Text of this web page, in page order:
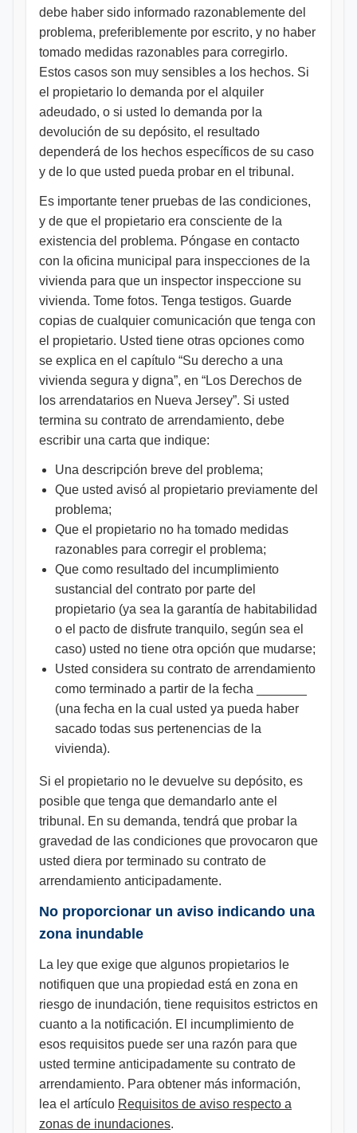
debe haber sido informado razonablemente del
problema, preferiblemente por escrito, y no haber
tomado medidas razonables para corregirlo.
Estos casos son muy sensibles a los hechos. Si
el propietario lo demanda por el alquiler
adeudado, o si usted lo demanda por la
devolución de su depósito, el resultado
dependerá de los hechos específicos de su caso
y de lo que usted pueda probar en el tribunal.
Es importante tener pruebas de las condiciones,
y de que el propietario era consciente de la
existencia del problema. Póngase en contacto
con la oficina municipal para inspecciones de la
vivienda para que un inspector inspeccione su
vivienda. Tome fotos. Tenga testigos. Guarde
copias de cualquier comunicación que tenga con
el propietario. Usted tiene otras opciones como
se explica en el capítulo “Su derecho a una
vivienda segura y digna”, en “Los Derechos de
los arrendatarios en Nueva Jersey”. Si usted
termina su contrato de arrendamiento, debe
escribir una carta que indique:
Una descripción breve del problema;
Que usted avisó al propietario previamente del
problema;
Que el propietario no ha tomado medidas
razonables para corregir el problema;
Que como resultado del incumplimiento
sustancial del contrato por parte del
propietario (ya sea la garantía de habitabilidad
o el pacto de disfrute tranquilo, según sea el
caso) usted no tiene otra opción que mudarse;
Usted considera su contrato de arrendamiento
como terminado a partir de la fecha _______
(una fecha en la cual usted ya pueda haber
sacado todas sus pertenencias de la
vivienda).
Si el propietario no le devuelve su depósito, es
posible que tenga que demandarlo ante el
tribunal. En su demanda, tendrá que probar la
gravedad de las condiciones que provocaron que
usted diera por terminado su contrato de
arrendamiento anticipadamente.
No proporcionar un aviso indicando una
zona inundable
La ley que exige que algunos propietarios le
notifiquen que una propiedad está en zona en
riesgo de inundación, tiene requisitos estrictos en
cuanto a la notificación. El incumplimiento de
esos requisitos puede ser una razón para que
usted termine anticipadamente su contrato de
arrendamiento. Para obtener más información,
lea el artículo Requisitos de aviso respecto a
zonas de inundaciones.